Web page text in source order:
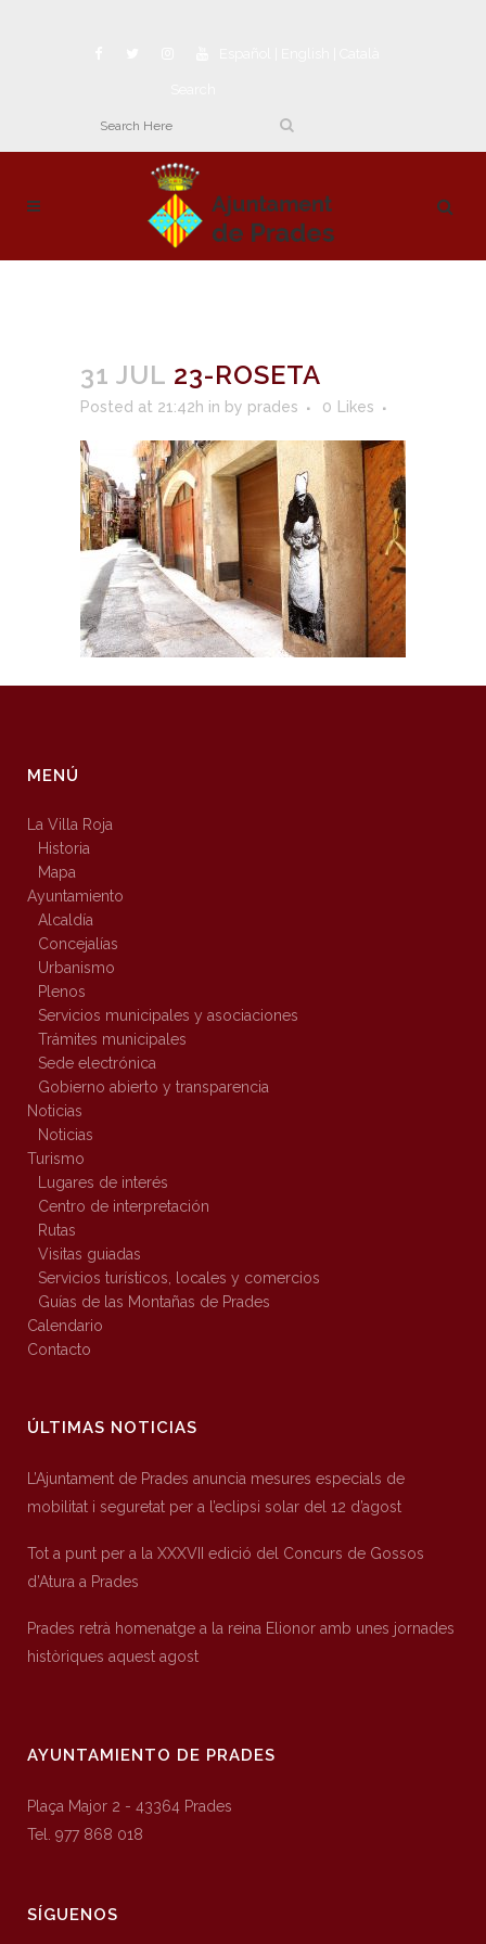
31 JUL 23-ROSETA
Posted at 21:42h in by prades 0 Likes
MENÚ
La Villa Roja
Historia
Mapa
Ayuntamiento
Alcaldía
Concejalías
Urbanismo
Plenos
Servicios municipales y asociaciones
Trámites municipales
Sede electrónica
Gobierno abierto y transparencia
Noticias
Noticias
Turismo
Lugares de interés
Centro de interpretación
Rutas
Visitas guiadas
Servicios turísticos, locales y comercios
Guías de las Montañas de Prades
Calendario
Contacto
ÚLTIMAS NOTICIAS
L’Ajuntament de Prades anuncia mesures especials de
mobilitat i seguretat per a l’eclipsi solar del 12 d’agost
Tot a punt per a la XXXVII edició del Concurs de Gossos
d’Atura a Prades
Prades retrà homenatge a la reina Elionor amb unes jornades
històriques aquest agost
AYUNTAMIENTO DE PRADES
Plaça Major 2 - 43364 Prades
Tel. 977 868 018
SÍGUENOS